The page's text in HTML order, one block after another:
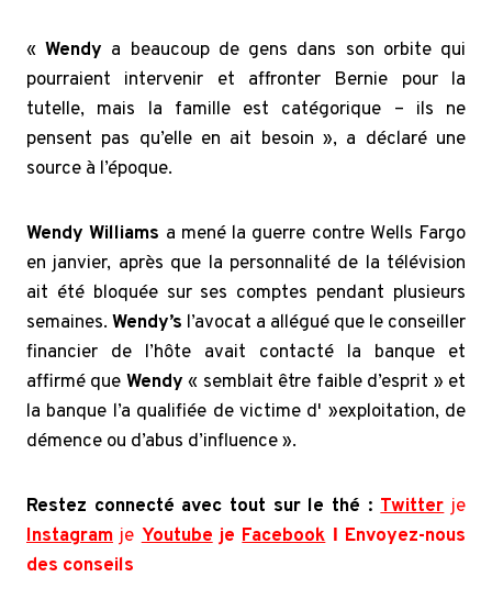
«Wendy a beaucoup de gens dans son orbite qui
pourraient intervenir et affronter Bernie pour la
tutelle, mais la famille est catégorique – ils ne
pensent pas qu’elle en ait besoin », a déclaré une
source à l’époque.
Wendy Williams a mené la guerre contre Wells Fargo
en janvier, après que la personnalité de la télévision
ait été bloquée sur ses comptes pendant plusieurs
semaines. Wendy’s l’avocat a allégué que le conseiller
financier de l’hôte avait contacté la banque et
affirmé que Wendy « semblait être faible d’esprit » et
la banque l’a qualifiée de victime d' »exploitation, de
démence ou d’abus d’influence ».
Restez connecté avec tout sur le thé : Twitter je
Instagram jeYoutubejeFacebookΙ Envoyez-nous
des conseils